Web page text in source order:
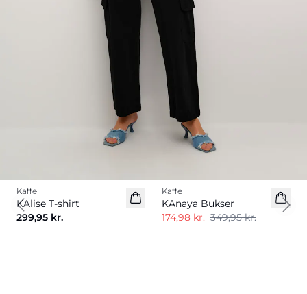
Nyhed
Kaffe
KAlise T-shirt
299,95 kr.
Kaffe
KAnaya Bukser
174,98 kr. 349,95 kr.
Previous slide